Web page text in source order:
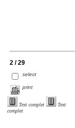
2 / 29
select
print
Text complet
Text
complet